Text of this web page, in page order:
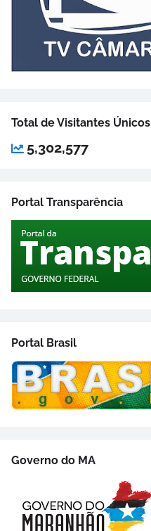
Total de Visitantes Únicos
5,302,577
Portal Transparência
Portal Brasil
Governo do MA